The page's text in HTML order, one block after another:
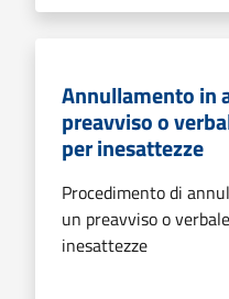
Annullamento in
preavviso o
per inesattezze
Procedimento di
un preavviso o
inesattezze